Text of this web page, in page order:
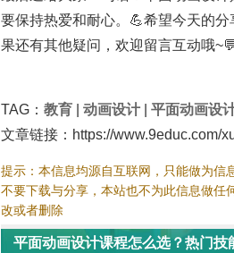
要保持热爱和耐心。💪希望今天的
果还有其他疑问，欢迎留言互动哦
TAG： 教育 动画设计 平面动画设
文章链接：https://www.9educ.com/
提示：本信息均源自互联网，只能做为信
不要下载与分享，本站也不为此信息做任
改或者删除
平面动画设计课程怎么选？热门